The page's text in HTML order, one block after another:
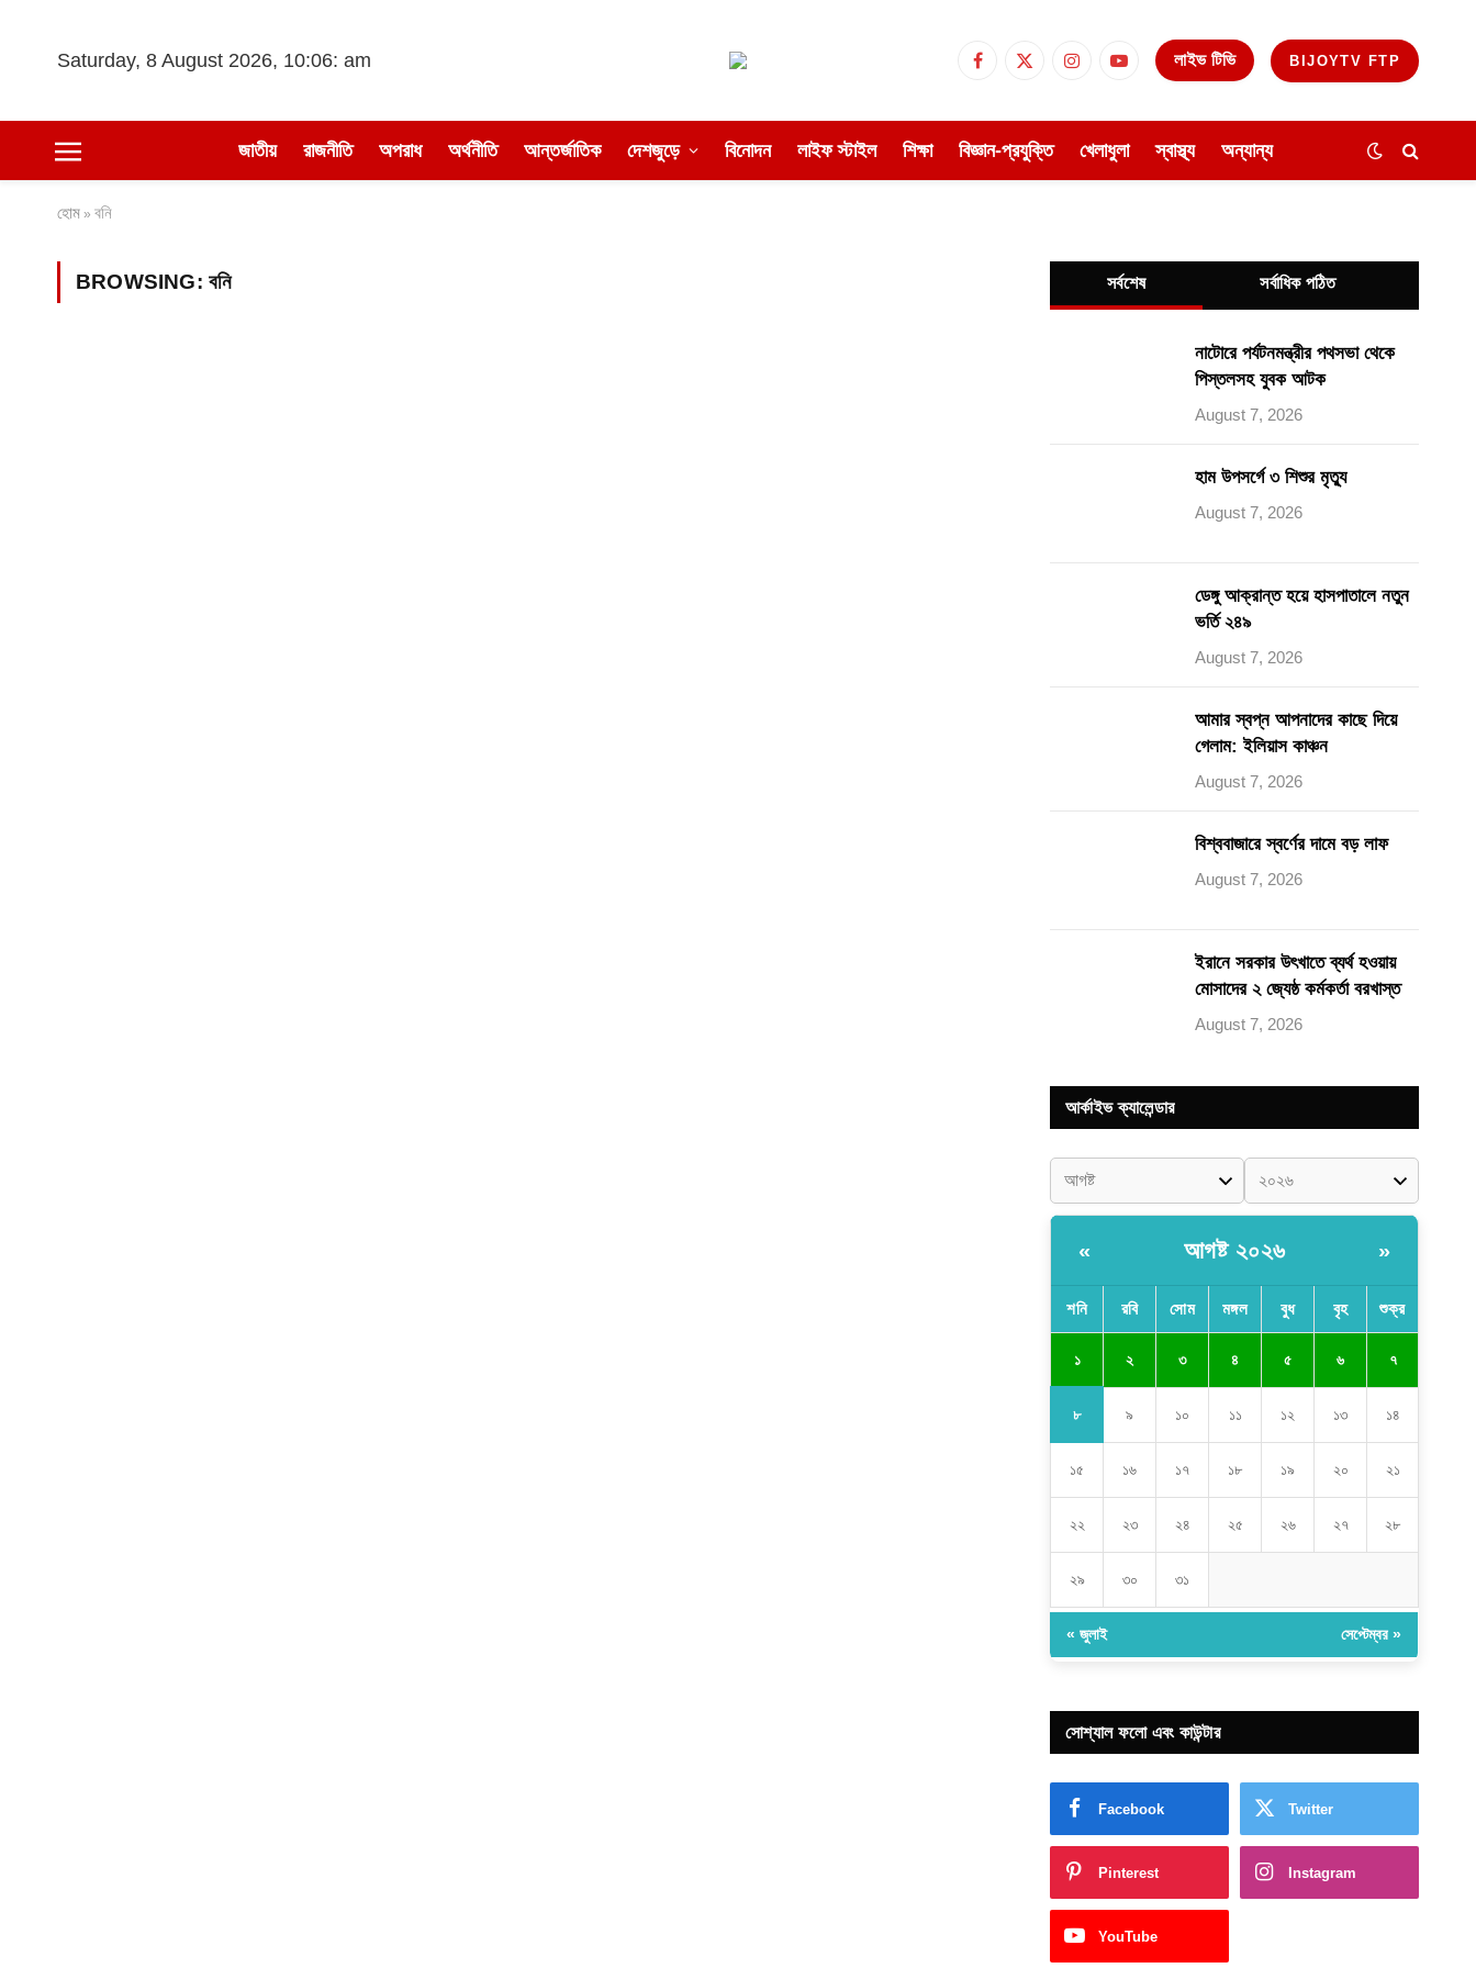
Saturday, 8 August 2026, 10:06: am Facebook
X
InstagramYouTube
লাইভ টিভি BIJOYTV FTP
জাতীয় রাজনীতি অপরাধ অর্থনীতি আন্তর্জাতিক দেশজুড়ে বিনোদন লাইফ স্টাইল শিক্ষা বিজ্ঞান-প্রযুক্তি খেলাধুলা স্বাস্থ্য অন্যান্য
হোম » বনি
BROWSING: বনি সর্বশেষ সর্বাধিক পঠিত
নাটোরে পর্যটনমন্ত্রীর পথসভা থেকে
পিস্তলসহ যুবক আটক
August 7, 2026
হাম উপসর্গে ৩ শিশুর মৃত্যু
August 7, 2026
ডেঙ্গু আক্রান্ত হয়ে হাসপাতালে নতুন
ভর্তি ২৪৯
August 7, 2026
আমার স্বপ্ন আপনাদের কাছে দিয়ে
গেলাম: ইলিয়াস কাঞ্চন
August 7, 2026
বিশ্ববাজারে স্বর্ণের দামে বড় লাফ
August 7, 2026
ইরানে সরকার উৎখাতে ব্যর্থ হওয়ায়
মোসাদের ২ জ্যেষ্ঠ কর্মকর্তা বরখাস্ত
August 7, 2026
আর্কাইভ ক্যালেন্ডার
« আগষ্ট ২০২৬ »
শনি রবি সোম মঙ্গল বুধ বৃহ শুক্র
১ ২ ৩ ৪ ৫ ৬ ৭
৮ ৯ ১০ ১১ ১২ ১৩ ১৪
১৫ ১৬ ১৭ ১৮ ১৯ ২০ ২১
২২ ২৩ ২৪ ২৫ ২৬ ২৭ ২৮
২৯ ৩০ ৩১
« জুলাই সেপ্টেম্বর »
সোশ্যাল ফলো এবং কাউন্টার
Facebook Twitter
Pinterest Instagram
YouTube